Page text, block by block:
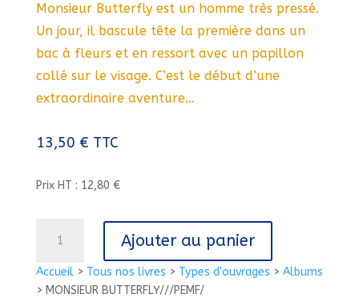
Accueil> Tous nos livres > Types d'ouvrages > Albums
> MONSIEUR BUTTERFLY///PEMF/
Monsieur Butterfly est un homme très pressé.
Un jour, il bascule tête la première dans un
bac à fleurs et en ressort avec un papillon
collé sur le visage. C’est le début d’une
extraordinaire aventure…
13,50 € TTC
Prix HT : 12,80 €
MONSIEUR
BUTTERFLY///PEMF/
Ajouter au panier